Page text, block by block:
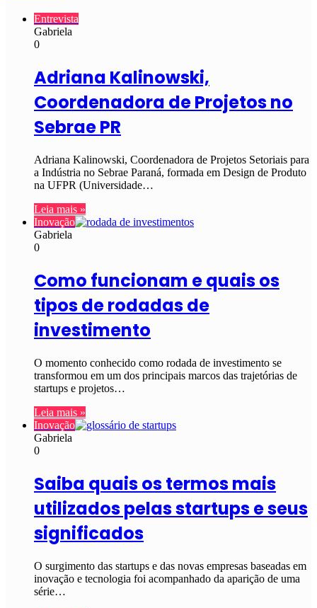
Entrevista
Gabriela
0
Adriana Kalinowski,
Coordenadora de Projetos no
Sebrae PR
Adriana Kalinowski, Coordenadora de Projetos Setoriais para
a Indústria no Sebrae Paraná, formada em Design de Produto
na UFPR (Universidade…
Leia mais »
Inovação
Gabriela
0
Como funcionam e quais os
tipos de rodadas de
investimento
O momento conhecido como rodada de investimento se
transformou em um dos principais marcos das trajetórias de
startups e projetos…
Leia mais »
Inovação
Gabriela
0
Saiba quais os termos mais
utilizados pelas startups e seus
significados
O surgimento das startups e das novas empresas baseadas em
inovação e tecnologia foi acompanhado da aparição de uma
série…